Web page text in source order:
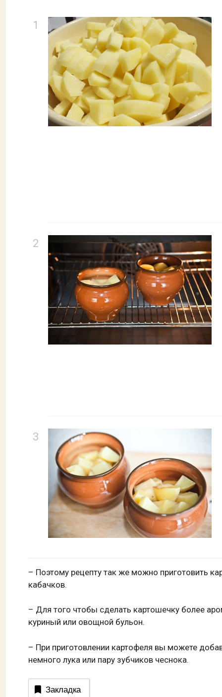
– Поэтому рецепту так же можно приготовить
кабачков.
– Для того чтобы сделать картошечку более
куриный или овощной бульон.
– При приготовлении картофеля вы можете
немного лука или пару зубчиков чеснока.
Закладка